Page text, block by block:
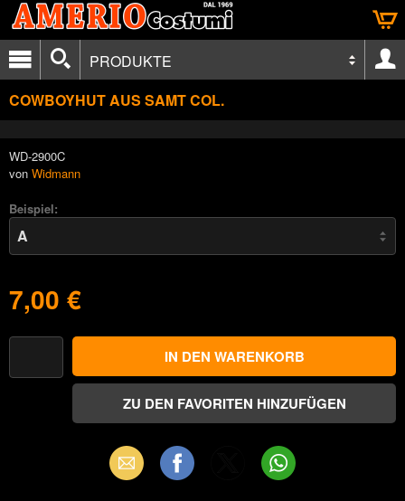
PRODUKTE
COWBOYHUT AUS SAMT COL.
WD-2900C
von Widmann
Beispiel:
7,00 €
Email Facebook WhatsApp